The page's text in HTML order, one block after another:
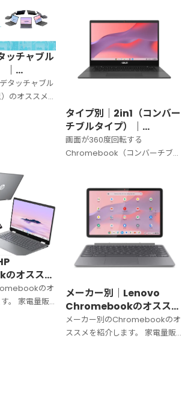
ッチャブル
オススメ
意点も紹介
タッチャブル
のオススメモ
タイプ別｜2in1（コンバー
チブルタイプ）｜
Chromebookのオススメ
を紹介【2025年版】
画面が360度回転する
Chromebook（コンバーチブ
オススメ
年版】
のオ
。 家電量販
メーカー別｜Lenovo
Chromebookのオススメ
のモデル｜【2025年版】
メーカー別のChromebookのオ
ススメを紹介します。 家電量販